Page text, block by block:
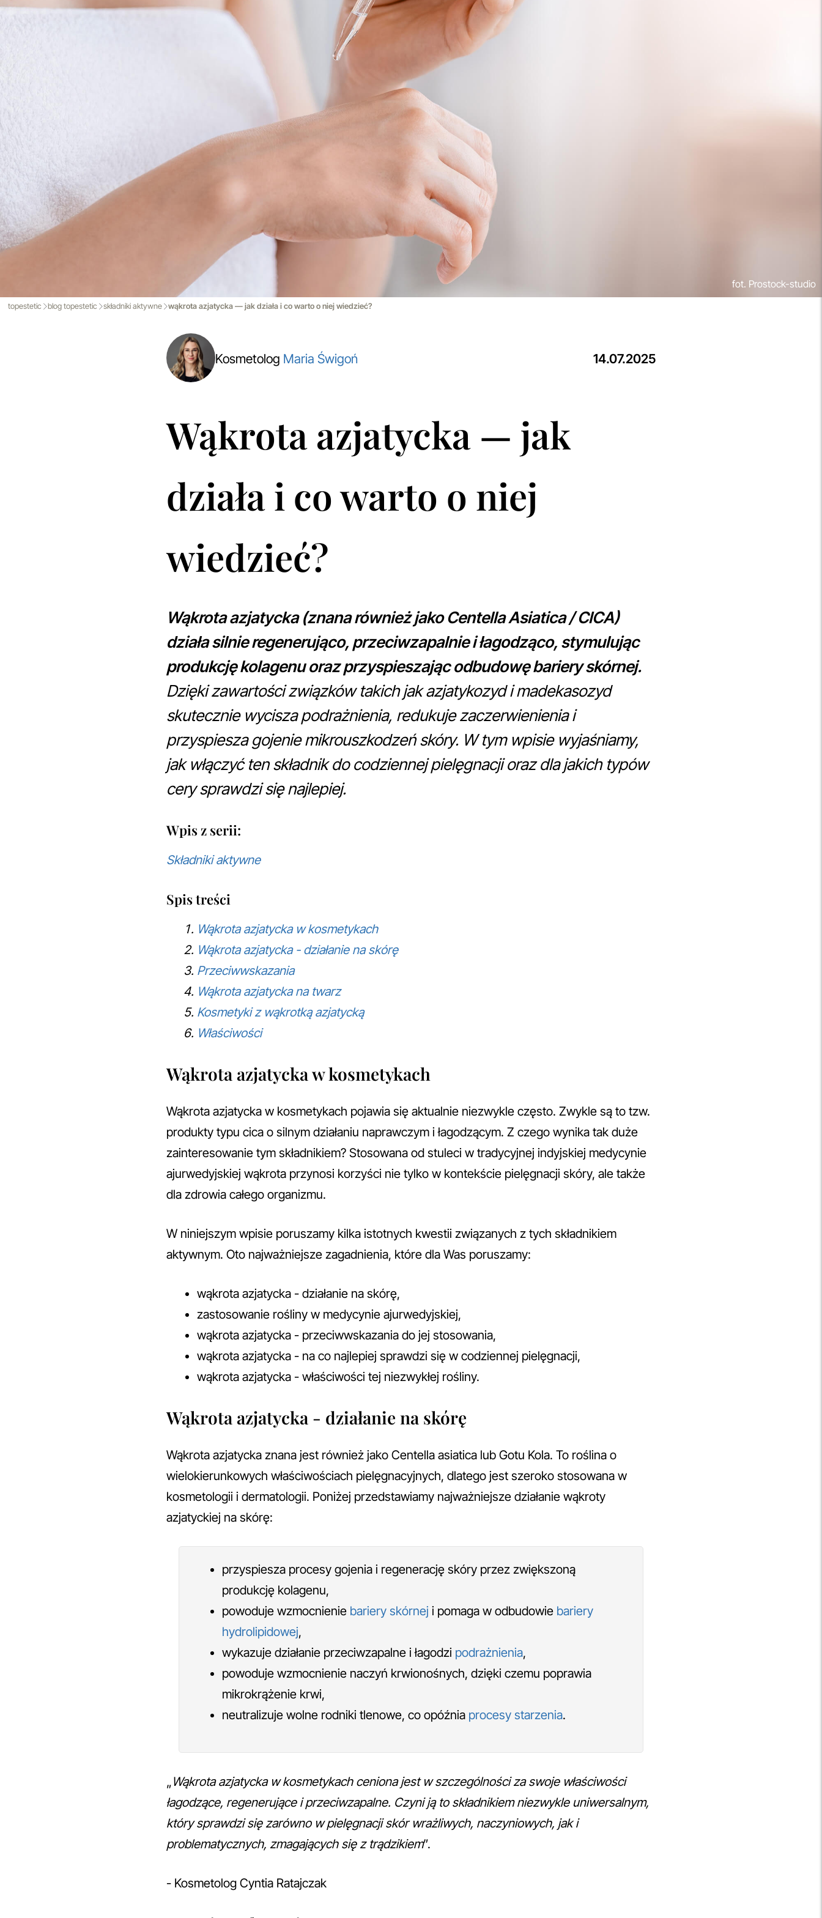
fot. Prostock-studio
topestetic blog topestetic składniki aktywne wąkrota azjatycka — jak działa i co warto o niej wiedzieć?
Kosmetolog Maria Świgoń 14.07.2025
Wąkrota azjatycka — jak
działa i co warto o niej
wiedzieć?
Wąkrota azjatycka (znana również jako Centella Asiatica / CICA)
działa silnie regenerująco, przeciwzapalnie i łagodząco, stymulując
produkcję kolagenu oraz przyspieszając odbudowę bariery skórnej.
Dzięki zawartości związków takich jak azjatykozyd i madekasozyd
skutecznie wycisza podrażnienia, redukuje zaczerwienienia i
przyspiesza gojenie mikrouszkodzeń skóry. W tym wpisie wyjaśniamy,
jak włączyć ten składnik do codziennej pielęgnacji oraz dla jakich typów
cery sprawdzi się najlepiej.
Wpis z serii:
Składniki aktywne
Spis treści
Wąkrota azjatycka w kosmetykach
Wąkrota azjatycka - działanie na skórę
Przeciwwskazania
Wąkrota azjatycka na twarz
Kosmetyki z wąkrotką azjatycką
Właściwości
Wąkrota azjatycka w kosmetykach
Wąkrota azjatycka w kosmetykach pojawia się aktualnie niezwykle często. Zwykle są to tzw.
produkty typu cica o silnym działaniu naprawczym i łagodzącym. Z czego wynika tak duże
zainteresowanie tym składnikiem? Stosowana od stuleci w tradycyjnej indyjskiej medycynie
ajurwedyjskiej wąkrota przynosi korzyści nie tylko w kontekście pielęgnacji skóry, ale także
dla zdrowia całego organizmu.
W niniejszym wpisie poruszamy kilka istotnych kwestii związanych z tych składnikiem
aktywnym. Oto najważniejsze zagadnienia, które dla Was poruszamy:
wąkrota azjatycka - działanie na skórę,
zastosowanie rośliny w medycynie ajurwedyjskiej,
wąkrota azjatycka - przeciwwskazania do jej stosowania,
wąkrota azjatycka - na co najlepiej sprawdzi się w codziennej pielęgnacji,
wąkrota azjatycka - właściwości tej niezwykłej rośliny.
Wąkrota azjatycka - działanie na skórę
Wąkrota azjatycka znana jest również jako Centella asiatica lub Gotu Kola. To roślina o
wielokierunkowych właściwościach pielęgnacyjnych, dlatego jest szeroko stosowana w
kosmetologii i dermatologii. Poniżej przedstawiamy najważniejsze działanie wąkroty
azjatyckiej na skórę:
przyspiesza procesy gojenia i regenerację skóry przez zwiększoną
produkcję kolagenu,
powoduje wzmocnienie bariery skórnej i pomaga w odbudowie bariery
hydrolipidowej,
wykazuje działanie przeciwzapalne i łagodzi podrażnienia,
powoduje wzmocnienie naczyń krwionośnych, dzięki czemu poprawia
mikrokrążenie krwi,
neutralizuje wolne rodniki tlenowe, co opóźnia procesy starzenia.
„Wąkrota azjatycka w kosmetykach ceniona jest w szczególności za swoje właściwości
łagodzące, regenerujące i przeciwzapalne. Czyni ją to składnikiem niezwykle uniwersalnym,
który sprawdzi się zarówno w pielęgnacji skór wrażliwych, naczyniowych, jak i
problematycznych, zmagających się z trądzikiem”.
- Kosmetolog Cyntia Ratajczak